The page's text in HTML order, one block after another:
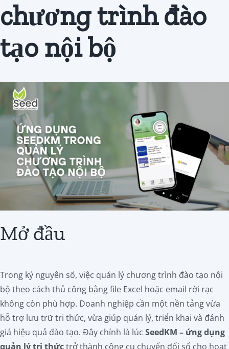
Đăng
chương trình đào
tạo nội bộ
Mở đầu
Trong kỷ nguyên số, việc quản lý chương trình đào tạo nội
bộ theo cách thủ công bằng file Excel hoặc email rời rạc
không còn phù hợp. Doanh nghiệp cần một nền tảng vừa
hỗ trợ lưu trữ tri thức, vừa giúp quản lý, triển khai và đánh
giá hiệu quả đào tạo. Đây chính là lúc SeedKM – ứng dụng
quản lý tri thứctrở thành công cụ chuyển đổi số cho hoạt